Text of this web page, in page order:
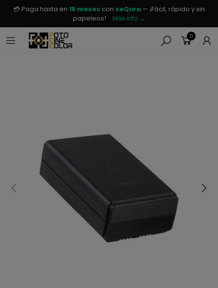
💳 Paga hasta en 18 meses con seQura — ¡Fácil, rápido y sin
papeleos!
Más info →
0